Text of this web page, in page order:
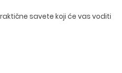
savete koji će vas voditi